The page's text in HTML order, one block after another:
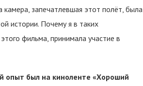
запечатлевшая этот полёт, была
истории. Почему я в таких
фильма, принимала участие в
опыт был на киноленте «Хороший